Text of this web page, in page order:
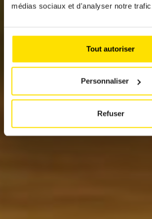
médias sociaux et d'analyser notre
Tout autoriser
Personnaliser
Refuser
THE ROAD